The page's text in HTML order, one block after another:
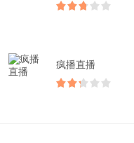
疯播直播